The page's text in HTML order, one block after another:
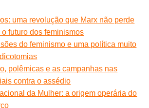
uma revolução que Marx não perde
o futuro dos feminismos
do feminismo e uma política muito
polêmicas e as campanhas nas
contra o assédio
da Mulher: a origem operária do